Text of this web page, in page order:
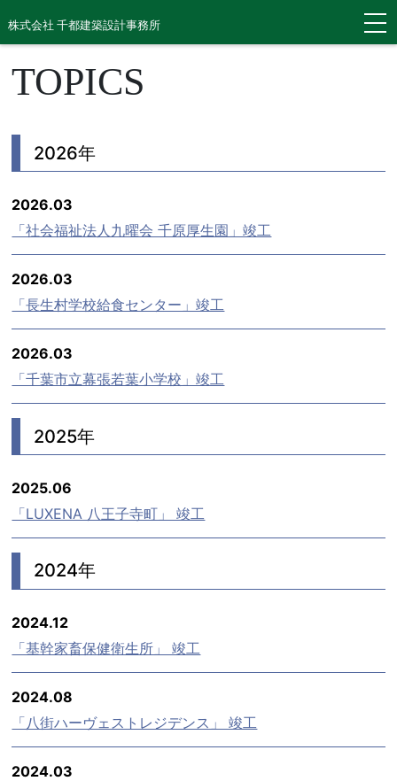
株式会社 千都建築設計事務所
TOPICS
2026年
2026.03
「社会福祉法人九曜会 千原厚生園」竣工
2026.03
「長生村学校給食センター」竣工
2026.03
「千葉市立幕張若葉小学校」竣工
2025年
2025.06
「LUXENA 八王子寺町」 竣工
2024年
2024.12
「基幹家畜保健衛生所」 竣工
2024.08
「八街ハーヴェストレジデンス」 竣工
2024.03